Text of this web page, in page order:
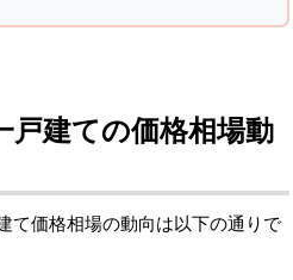
戸建ての価格相場動
て価格相場の動向は以下の通りで